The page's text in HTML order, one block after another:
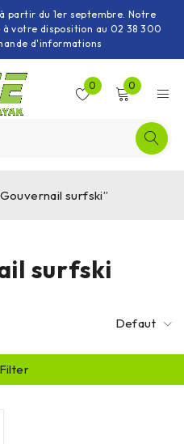
partir du 1er septembre. Notre
votre disposition au 02 38 300
d'informations
0 0
surfski
surfski”
Defaut
Filter